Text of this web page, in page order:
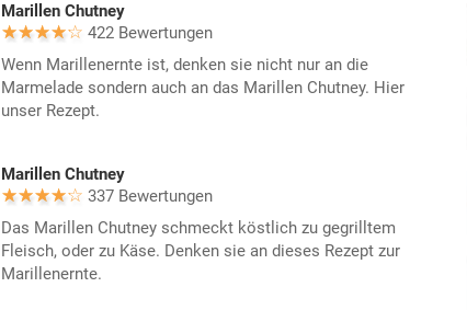
Marillen Chutney
422 Bewertungen
Wenn Marillenernte ist, denken sie nicht nur an die
Marmelade sondern auch an das Marillen Chutney. Hier
unser Rezept.
Marillen Chutney
337 Bewertungen
Das Marillen Chutney schmeckt köstlich zu gegrilltem
Fleisch, oder zu Käse. Denken sie an dieses Rezept zur
Marillenernte.